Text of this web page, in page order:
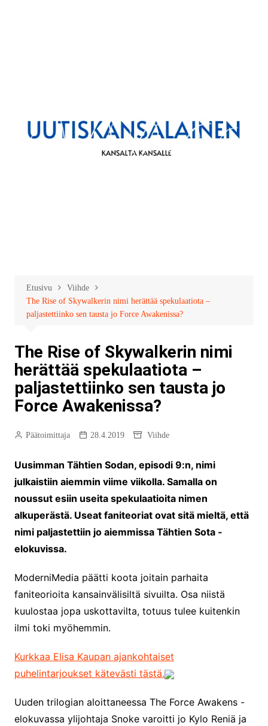
Etusivu
Viihde
The Rise of Skywalkerin nimi herättää spekulaatiota –
paljastettiinko sen tausta jo Force Awakenissa?
The Rise of Skywalkerin nimi
herättää spekulaatiota –
paljastettiinko sen tausta jo
Force Awakenissa?
Päätoimittaja 28.4.2019 Viihde
Uusimman Tähtien Sodan, episodi 9:n, nimi
julkaistiin aiemmin viime viikolla. Samalla on
noussut esiin useita spekulaatioita nimen
alkuperästä. Useat faniteoriat ovat sitä mieltä, että
nimi paljastettiin jo aiemmissa Tähtien Sota -
elokuvissa.
ModerniMedia päätti koota joitain parhaita
faniteorioita kansainvälisiltä sivuilta. Osa niistä
kuulostaa jopa uskottavilta, totuus tulee kuitenkin
ilmi toki myöhemmin.
Kurkkaa Elisa Kaupan ajankohtaiset
puhelintarjoukset kätevästi tästä.
Uuden trilogian aloittaneessa The Force Awakens -
elokuvassa ylijohtaja Snoke varoitti jo Kylo Reniä ja